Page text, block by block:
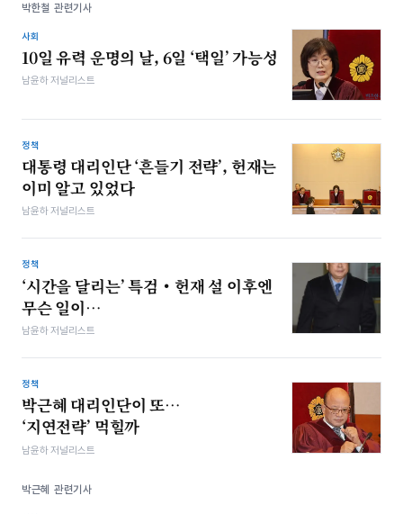
박한철 관련기사
사회
10일 유력 운명의 날, 6일 ‘택일’ 가능성
남윤하 저널리스트
정책
대통령 대리인단 ‘흔들기 전략’, 헌재는
이미 알고 있었다
남윤하 저널리스트
정책
‘시간을 달리는’ 특검‧헌재 설 이후엔
무슨 일이…
남윤하 저널리스트
정책
박근혜 대리인단이 또…
‘지연전략’ 먹힐까
남윤하 저널리스트
박근혜 관련기사